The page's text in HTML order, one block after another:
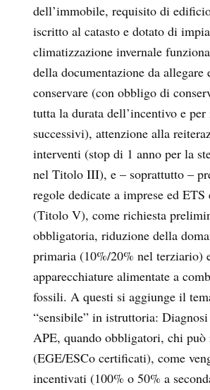
dell’immobile, requisito di
iscritto al catasto e dotato di
climatizzazione invernale
della documentazione da allegare
conservare (con obbligo di
tutta la durata dell’incentivo e
successivi), attenzione alla
interventi (stop di 1 anno per la
nel Titolo III), e – soprattutto –
regole dedicate a imprese ed
(Titolo V), come richiesta
obbligatoria, riduzione della
primaria (10%/20% nel terziario)
apparecchiature alimentate a
fossili. A questi si aggiunge il
“sensibile” in istruttoria:
APE, quando obbligatori, chi
(EGE/ESCo certificati), come
incentivati (100% o 50% a